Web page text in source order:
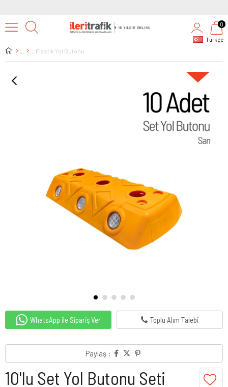
Türkçe
0
Plastik Yol Butonu
WhatsApp ile Sipariş Ver Toplu Alım Talebi
Paylaş :
10'lu Set Yol Butonu Seti